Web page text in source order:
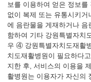
보를 이용하여 얻은 정보
없이 복제 또는 유통시키
에 음란물을 게재하거나 음
함하여 기타 강원특별자치
우 ④ 강원특별자치도재활
치도재활병원이 필요하다
지한 후, 서비스의 이용을
활병원는 이용자가 자신의